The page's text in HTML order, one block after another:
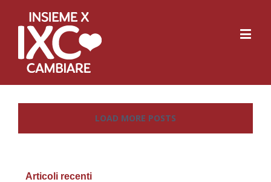
LOAD MORE POSTS
Articoli recenti